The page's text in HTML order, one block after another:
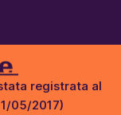
registrata al
05/2017)